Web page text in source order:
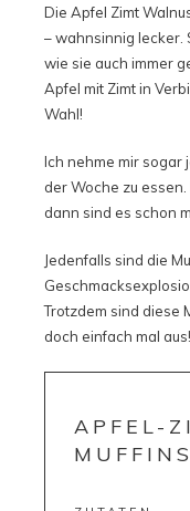
Die Apfel Zimt
– wahnsinnig lecker.
wie sie auch immer
Apfel mit Zimt in
Wahl!
Ich nehme mir sogar
der Woche zu essen.
dann sind es schon
Jedenfalls sind die
Trotzdem sind diese
doch einfach mal
APFEL-